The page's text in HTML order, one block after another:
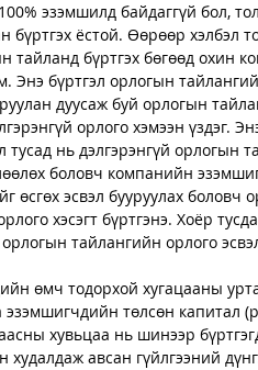
эзэмшилд байдаггүй бол,
бүртгэх ёстой. Өөрөөр хэлбэл
бүртгэх бөгөөд охин
Энэ бүртгэл орлогын
дуусаж буй орлогын
орлого хэмээн үздэг.
нь дэлгэрэнгүй орлогын
боловч компанийн
өсгөх эсвэл бууруулах боловч
хэсэгт бүртгэнэ. Хоёр
тайлангийн орлого
өмч тодорхой хугацааны
эзэмшигчдийн төлсөн капитал
хувьцаа нь шинээр
авсан гүйлгээний